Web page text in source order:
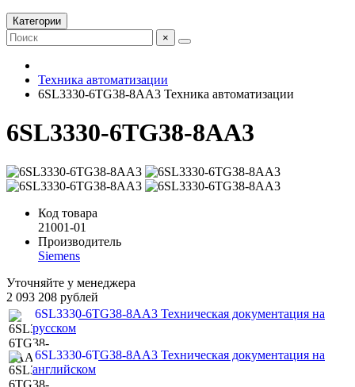
Категории
×
Техника автоматизации
6SL3330-6TG38-8AA3 Техника автоматизации
6SL3330-6TG38-8AA3
Код товара
21001-01
Производитель
Siemens
Уточняйте у менеджера
2 093 208 рублей
6SL3330-6TG38-8AA3 Техническая документация на
русском
6SL3330-6TG38-8AA3 Техническая документация на
английском